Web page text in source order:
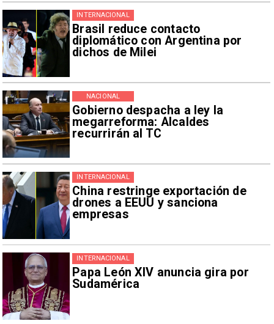
Brasil reduce contacto
diplomático con Argentina por
dichos de Milei
INTERNACIONAL
Gobierno despacha a ley la
megarreforma: Alcaldes
recurrirán al TC
NACIONAL
China restringe exportación de
drones a EEUU y sanciona
empresas
INTERNACIONAL
Papa León XIV anuncia gira por
Sudamérica
INTERNACIONAL